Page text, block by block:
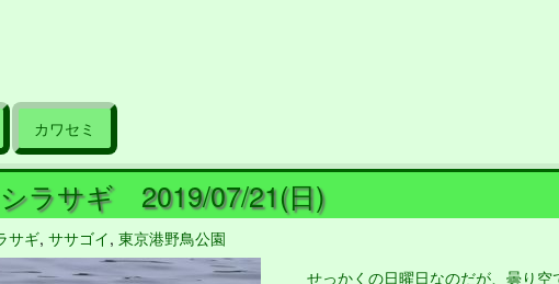
カワセミ
ラサギ 2019/07/21(日)
サギ, ササゴイ, 東京港野鳥公園
せっかくの日曜日なのだが、曇り空